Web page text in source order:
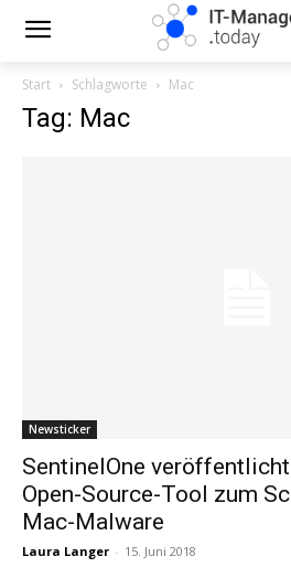
Start Schlagworte Mac
Tag: Mac
Newsticker
SentinelOne
Open-Source-Tool zum
Mac-Malware
Laura Langer - 15. Juni 2018